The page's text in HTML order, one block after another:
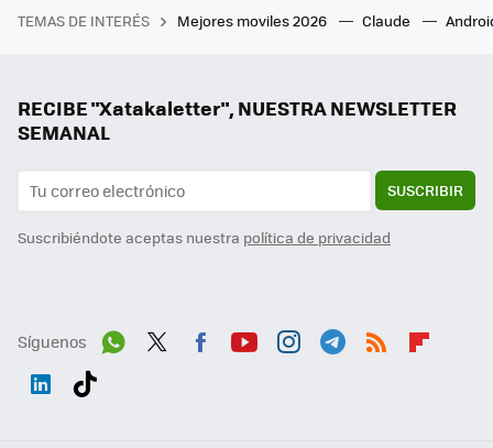
TEMAS DE INTERÉS Mejores moviles 2026 Claude
RECIBE "Xatakaletter", NUESTRA NEWSLETTER
SEMANAL
SUSCRIBIR
Suscribiéndote aceptas nuestra política de privacidad
Síguenos